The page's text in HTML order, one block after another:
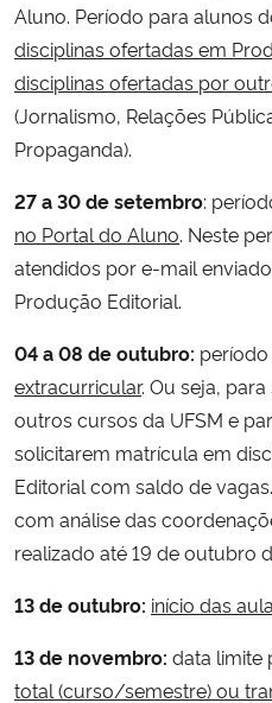
Aluno. Período para alunos
disciplinas ofertadas em
disciplinas ofertadas por
(Jornalismo, Relações
Propaganda).
27 a 30 de setembro:
no Portal do Aluno. Neste
atendidos por e-mail
Produção Editorial.
04 a 08 de outubro:
extracurricular. Ou seja,
outros cursos da UFSM e
solicitarem matrícula em
Editorial com saldo de
com análise das
realizado até 19 de outubro
13 de outubro: início das
13 de novembro: data limite
total (curso/semestre) ou